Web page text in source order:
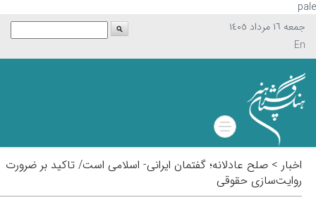
جمعه ١٦ مرداد ١٤٠٥
اخبار > صلح عادلانه؛ گفتمان ایرانی- اسلامی است/ تاکید بر ضرورت
روایت‌سازی حقوقی